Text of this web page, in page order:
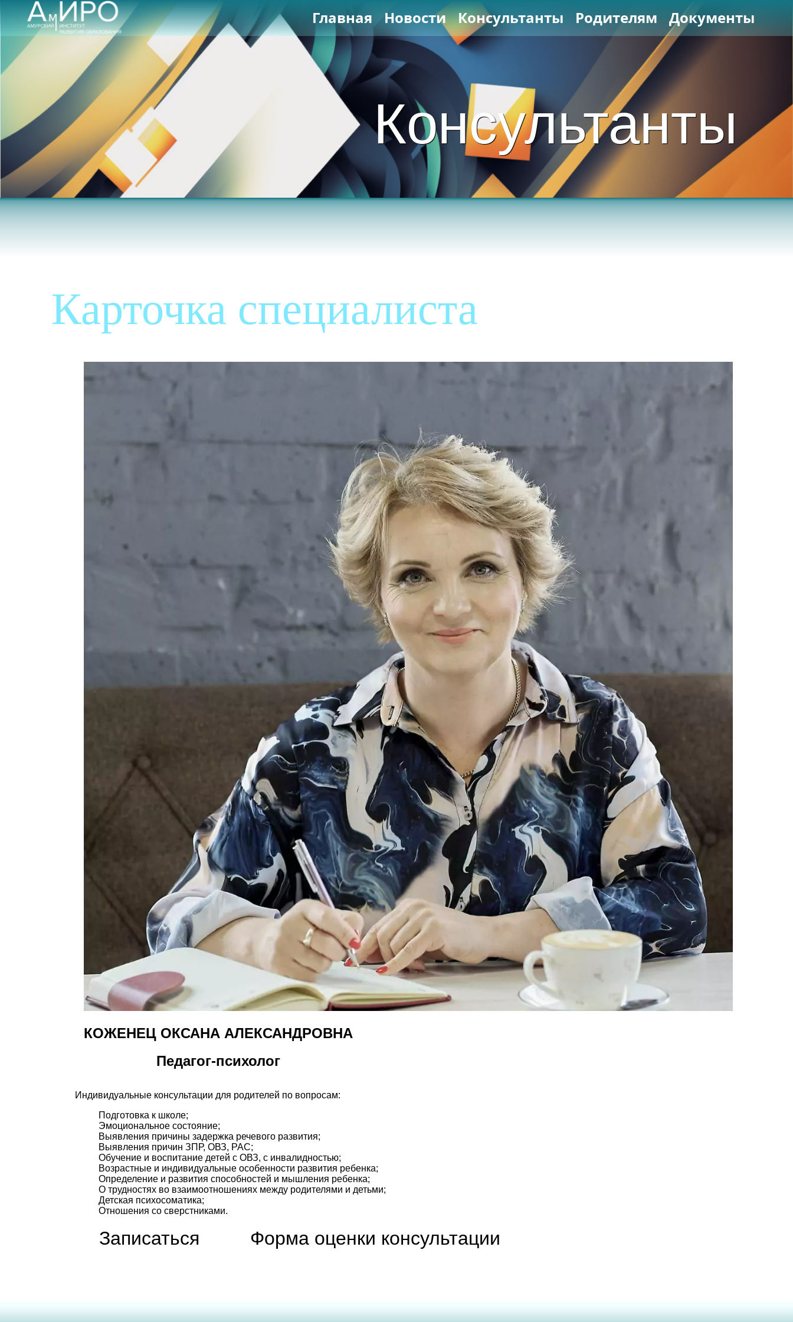
Главная Новости Консультанты Родителям Документы
Консультанты
Карточка специалиста
КОЖЕНЕЦ ОКСАНА АЛЕКСАНДРОВНА
Педагог-психолог
Индивидуальные консультации для родителей по вопросам:
Подготовка к школе;
Эмоциональное состояние;
Выявления причины задержка речевого развития;
Выявления причин ЗПР, ОВЗ, РАС;
Обучение и воспитание детей с ОВЗ, с инвалидностью;
Возрастные и индивидуальные особенности развития ребенка;
Определение и развития способностей и мышления ребенка;
О трудностях во взаимоотношениях между родителями и детьми;
Детская психосоматика;
Отношения со сверстниками.
Записаться Форма оценки консультации